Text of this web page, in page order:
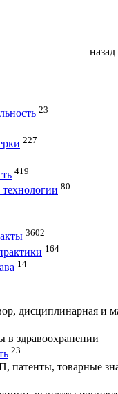
назад
23
227
419
80
3602
164
14
дисциплинарная и
в здравоохранении
23
патенты, товарные